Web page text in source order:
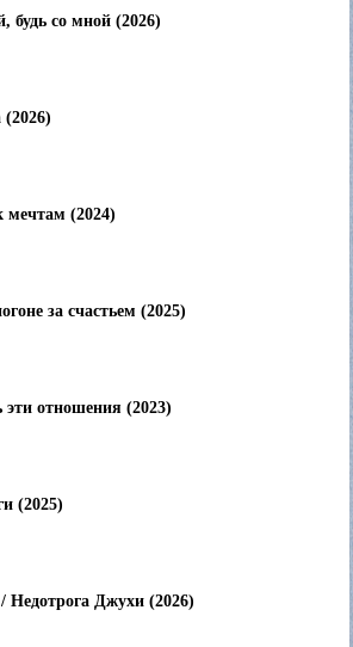
со мной (2026)
мечтам (2024)
за счастьем (2025)
эти отношения (2023)
(2025)
Джухи (2026)